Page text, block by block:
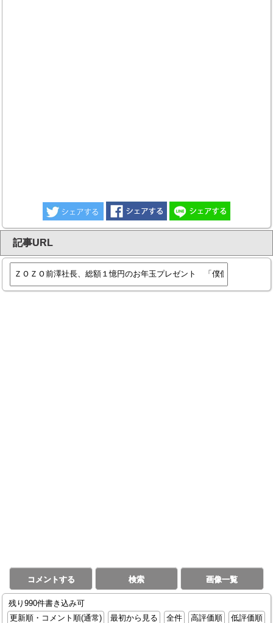
記事URL
コメントする 検索 画像一覧
残り990件書き込み可
更新順・コメント順(通常)
最初から見る 全件 高評価順
低評価順